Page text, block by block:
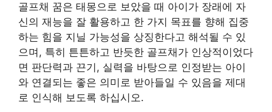
골프채 꿈은 태몽으로 보았을 때 아이가 장래에 자
신의 재능을 잘 활용하고 한 가지 목표를 향해 집중
하는 힘을 지닐 가능성을 상징한다고 해석될 수 있
으며, 특히 튼튼하고 반듯한 골프채가 인상적이었다
면 판단력과 끈기, 실력을 바탕으로 인정받는 아이
와 연결되는 좋은 의미로 받아들일 수 있음을 제대
로 인식해 보도록 하십시오.